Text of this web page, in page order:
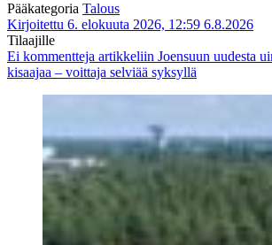
Pääkategoria Talous
Kirjoitettu 6. elokuuta 2026, 12:59 6.8.2026
Tilaajille
Ei kommentteja artikkeliin Joensuun uudesta
kisaajaa – voittaja selviää syksyllä